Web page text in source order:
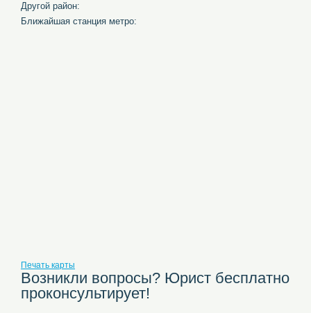
Другой район:
Ближайшая станция метро:
Печать карты
Возникли вопросы? Юрист бесплатно
проконсультирует!